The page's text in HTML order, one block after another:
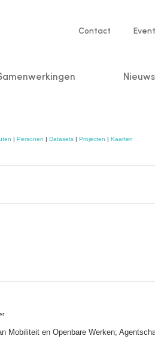
Service
Contact
Nieuws
| Personen | Datasets| Projecten | Kaarten
en Openbare Werken;